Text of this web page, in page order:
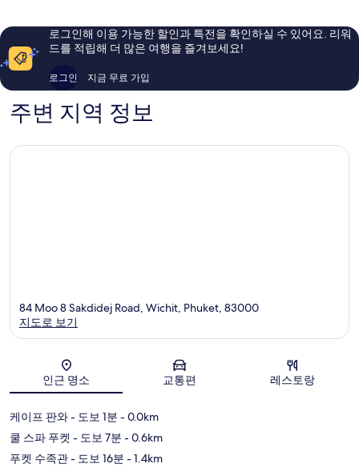
후
1,002
개
후
기
로그인해 이용 가능한 할인과 특전을 확인하실 수 있어요. 리워
드를 적립해 더 많은 여행을 즐겨보세요!
로그인 지금 무료 가입
주변 지역 정보
지도
84 Moo 8 Sakdidej Road, Wichit, Phuket, 83000
지도로 보기
인근 명소 교통편 레스토랑
케이프 판와- 도보 1분 - 0.0km
쿨 스파 푸켓 - 도보 7분 - 0.6km
푸켓 수족관- 도보 16분 - 1.4km